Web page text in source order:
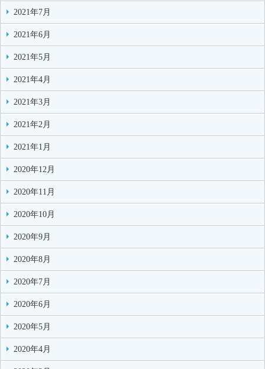
2021年7月
2021年6月
2021年5月
2021年4月
2021年3月
2021年2月
2021年1月
2020年12月
2020年11月
2020年10月
2020年9月
2020年8月
2020年7月
2020年6月
2020年5月
2020年4月